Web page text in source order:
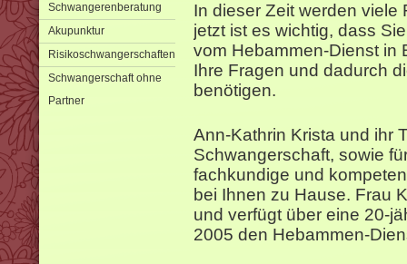
Schwangerenberatung
Akupunktur
Risikoschwangerschaften
Schwangerschaft ohne
Partner
In dieser Zeit werden
jetzt ist es wichtig, dass
vom Hebammen-Dienst in
Ihre Fragen und dadurch
benötigen.
Ann-Kathrin Krista und ihr
Schwangerschaft, sowie
fachkundige und
bei Ihnen zu Hause. Frau
und verfügt über eine 20-
2005 den Hebammen-